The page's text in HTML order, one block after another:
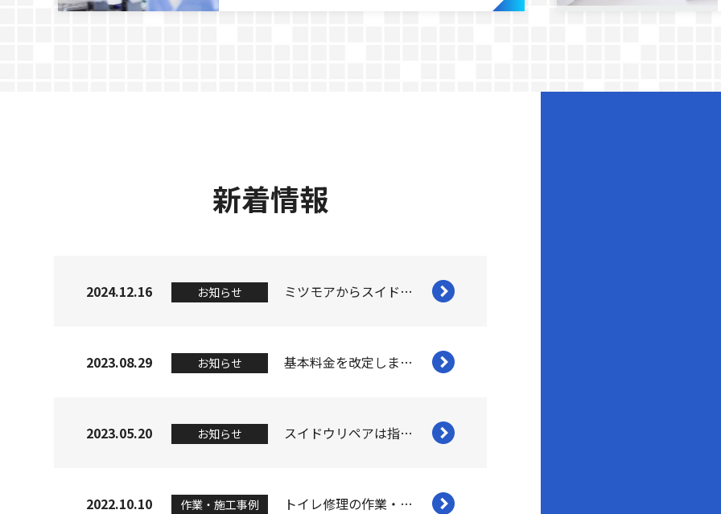
新着情報
2024.12.16 お知らせ ミツモアからスイドウリペアの推薦コメントが届きました！
2023.08.29 お知らせ 基本料金を改定しました
2023.05.20 お知らせ スイドウリペアは指定給水装置工事事業者です
2022.10.10 作業・施工事例 トイレ修理の作業・施工事例を追加しました。